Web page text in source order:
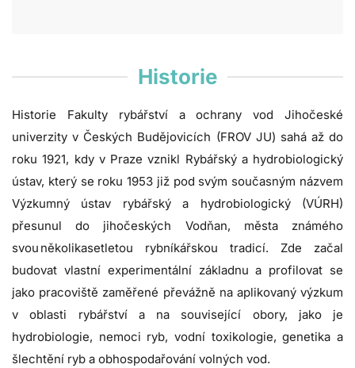
Historie
Historie Fakulty rybářství a ochrany vod Jihočeské
univerzity v Českých Budějovicích (FROV JU) sahá až do
roku 1921, kdy v Praze vznikl Rybářský a hydrobiologický
ústav, který se roku 1953 již pod svým současným názvem
Výzkumný ústav rybářský a hydrobiologický (VÚRH)
přesunul do jihočeských Vodňan, města známého
svou několikasetletou rybníkářskou tradicí. Zde začal
budovat vlastní experimentální základnu a profilovat se
jako pracoviště zaměřené převážně na aplikovaný výzkum
v oblasti rybářství a na související obory, jako je
hydrobiologie, nemoci ryb, vodní toxikologie, genetika a
šlechtění ryb a obhospodařování volných vod.